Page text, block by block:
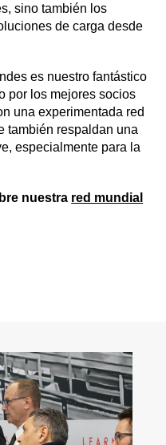
sino también los
de carga desde
es nuestro fantástico
por los mejores socios
una experimentada red
también respaldan una
especialmente para la
nuestra red mundial